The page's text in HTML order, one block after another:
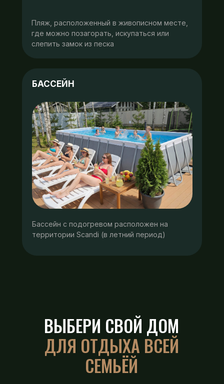
Пляж, расположенный в живописном месте,
где можно позагорать, искупаться или
слепить замок из песка
БАССЕЙН
Бассейн с подогревом расположен на
территории Scandi (в летний период)
ВЫБЕРИ СВОЙ ДОМ
ДЛЯ ОТДЫХА ВСЕЙ
СЕМЬЁЙ